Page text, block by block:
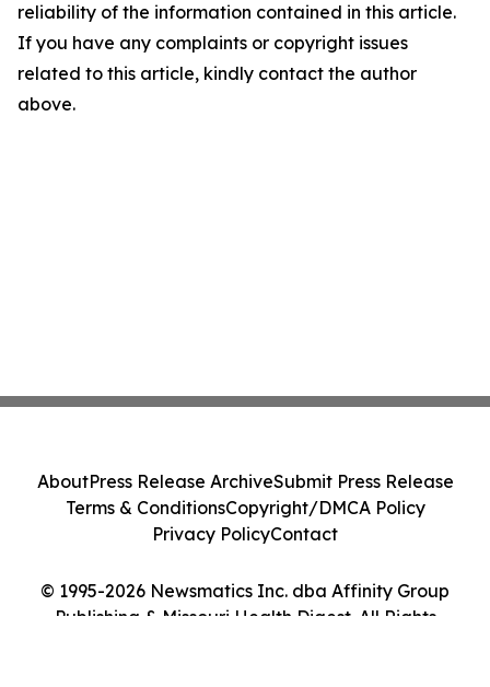
reliability of the information contained in this article.
If you have any complaints or copyright issues
related to this article, kindly contact the author
above.
© 1995-2026 Newsmatics Inc. dba Affinity Group
Publishing & Missouri Health Digest. All Rights
AboutPress Release ArchiveSubmit Press Release
Terms & ConditionsCopyright/DMCA Policy
Privacy PolicyContact